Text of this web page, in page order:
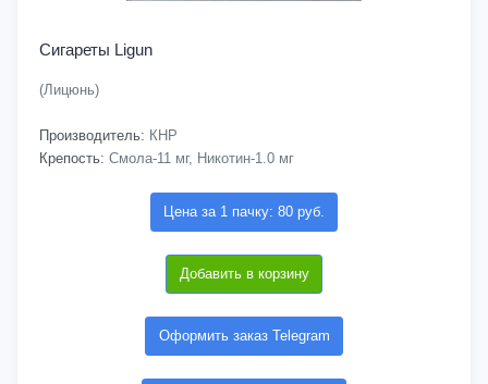
Сигареты Ligun
(Лицюнь)
Производитель: КНР
Крепость: Смола-11 мг, Никотин-1.0 мг
Цена за 1 пачку: 80 руб.
Добавить в корзину
Оформить заказ Telegram